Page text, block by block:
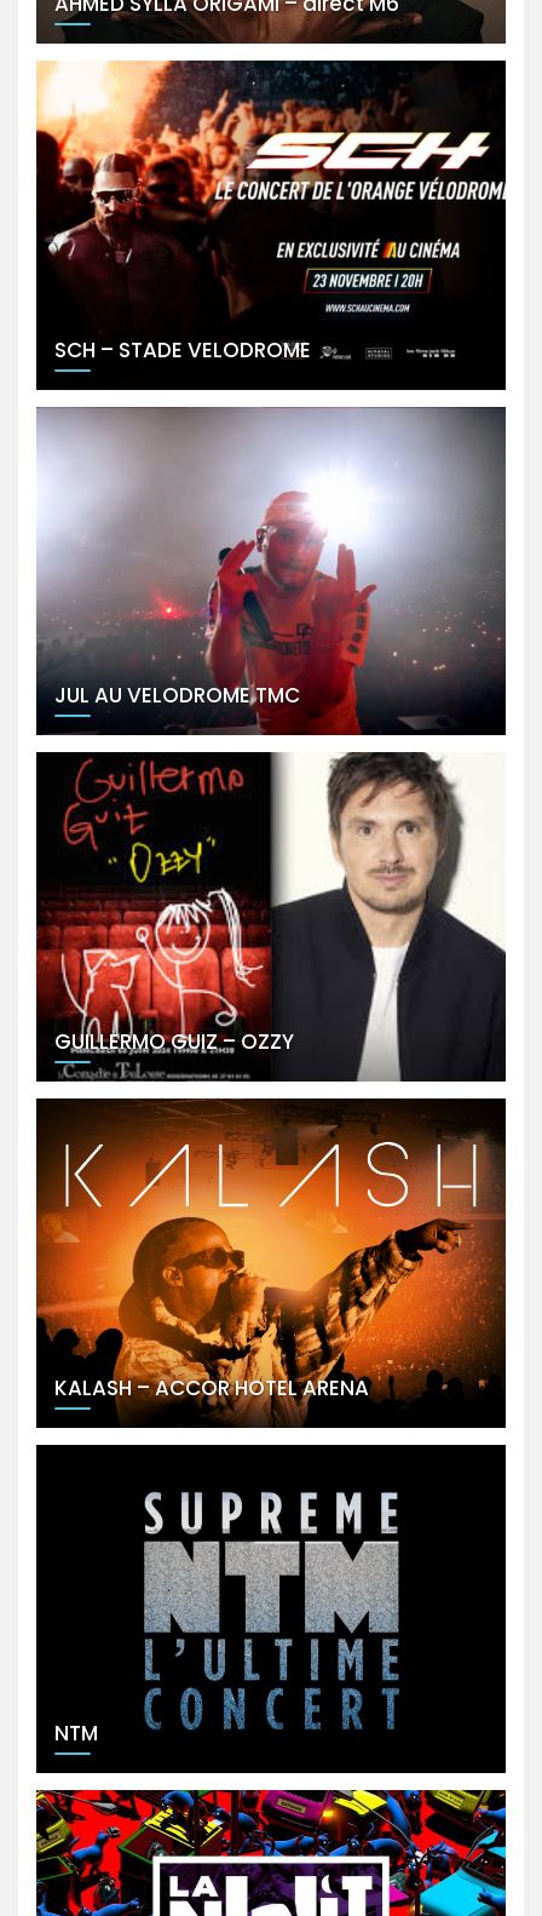
SCH – STADE VELODROME
JUL AU VELODROME TMC
GUILLERMO GUIZ – OZZY
KALASH – ACCOR HOTEL ARENA
NTM